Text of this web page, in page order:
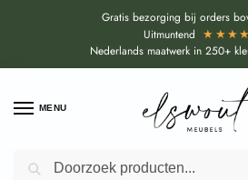
Gratis bezorging bij orders
Uitmuntend
Nederlands maatwerk in 250+
MENU
Door de bouwvakperiode geldt voor alle